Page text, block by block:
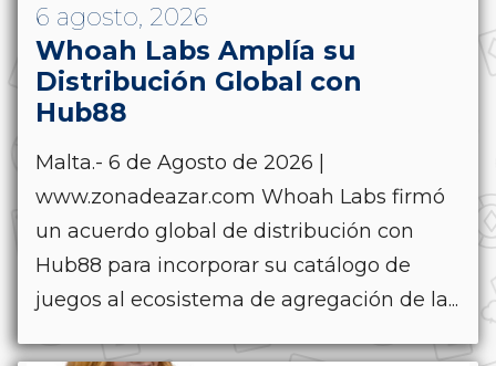
6 agosto, 2026
Whoah Labs Amplía su
Distribución Global con
Hub88
Malta.- 6 de Agosto de 2026 |
www.zonadeazar.com Whoah Labs firmó
un acuerdo global de distribución con
Hub88 para incorporar su catálogo de
juegos al ecosistema de agregación de la...